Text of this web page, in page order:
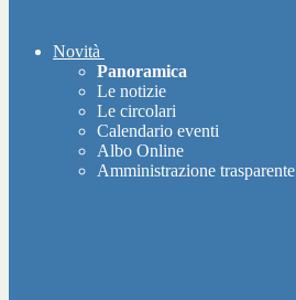
Novità
Panoramica
Le notizie
Le circolari
Calendario eventi
Albo Online
Amministrazione trasparente